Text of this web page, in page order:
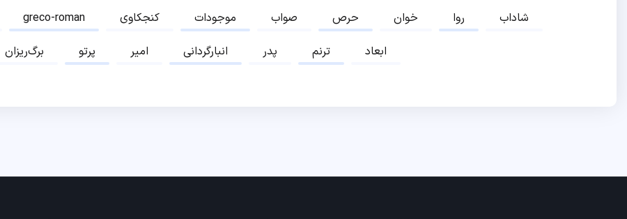
greco-roman کنجکاوی موجودات صواب حرص خوان روا
شاداب
برگ‌ریزان پرتو امیر انبارگردانی پدر ترنم ابعاد